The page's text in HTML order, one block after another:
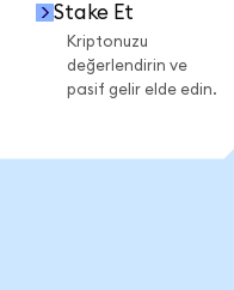
Stake Et
Kriptonuzu
değerlendirin ve
pasif gelir elde edin.